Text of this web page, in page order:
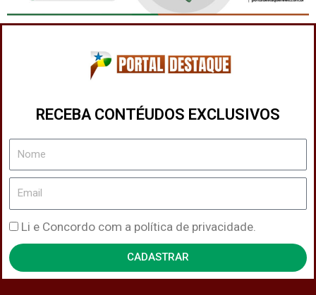
RECEBA CONTÉUDOS EXCLUSIVOS
Nome
Email
Política
de
Privacidade
Li e Concordo com a política de privacidade.
CADASTRAR